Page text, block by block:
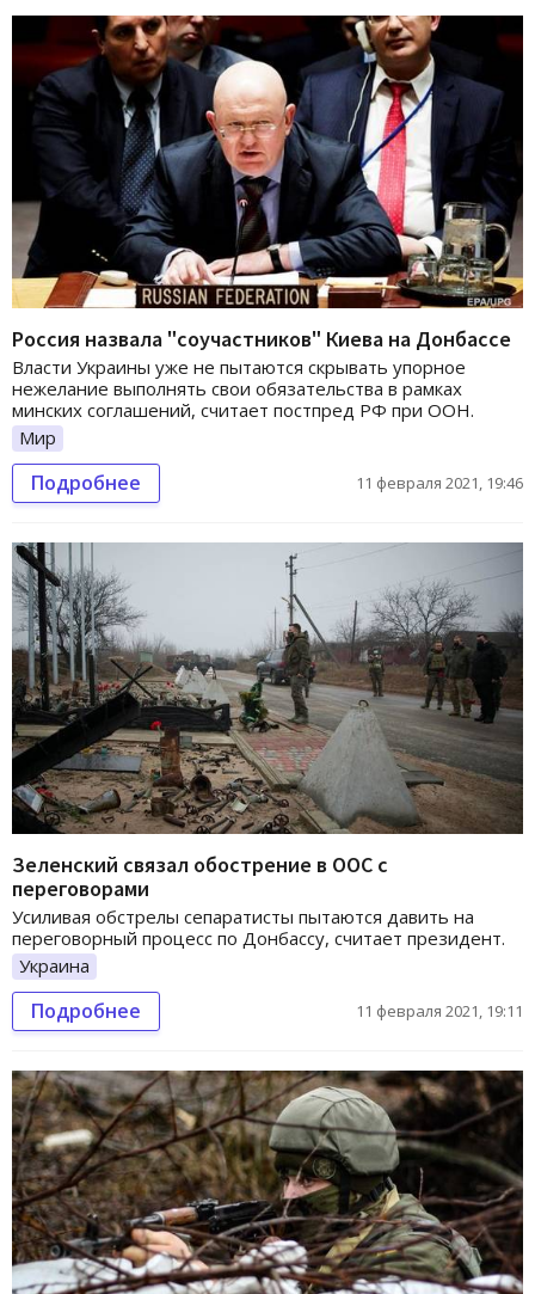
Россия назвала "соучастников" Киева на Донбассе
Власти Украины уже не пытаются скрывать упорное
нежелание выполнять свои обязательства в рамках
минских соглашений, считает постпред РФ при ООН.
Мир
Подробнее 11 февраля 2021, 19:46
Зеленский связал обострение в ООС с
переговорами
Усиливая обстрелы сепаратисты пытаются давить на
переговорный процесс по Донбассу, считает президент.
Украина
Подробнее 11 февраля 2021, 19:11